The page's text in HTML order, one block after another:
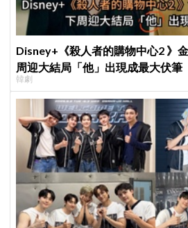
Disney+《殺人者的購物中心2 》
周迎大結局「他」出現成最大伏筆
韓劇